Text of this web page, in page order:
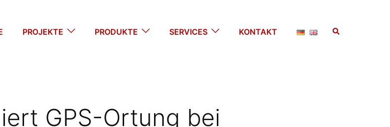
PROJEKTE PRODUKTE SERVICES KONTAKT Suche
GPS-Ortung bei